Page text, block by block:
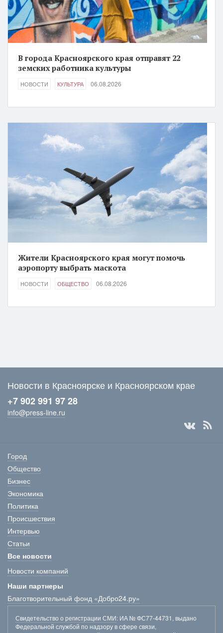
В города Красноярского края отправят 22
земских работника культуры
НОВОСТИ КУЛЬТУРА 06.08.2026
Жители Красноярского края могут помочь
аэропорту выбрать маскота
НОВОСТИ ОБЩЕСТВО 06.08.2026
Новости в Красноярске и Красноярском крае
+7 902 991 97 28
info@press-line.ru
Город
Общество
Бизнес
Экономика
Политика
Происшествия
Интервью
Статьи
Все новости
Новости компаний
Наши партнеры
Благотворительный фонд «Добро24.ру»
Свидетельство о регистрации СМИ: ИА № ФС77-44731, выдано
Федеральной службой по надзору в сфере связи,